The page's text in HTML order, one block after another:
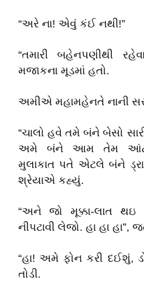
“અરે ના! એવું કંઈ નથી!”
“તમારી બહેનપણીથી
મજાકના મૂડમાં હતો.
અમીએ મહામહેનતે નાની
“ચાલો હવે તમે બંને બેસો
અમે બંને આમ તેમ આંટા
મુલાકાત પતે એટલે બંને
શ્રેયાએ કહ્યું.
“અને જો મૂક્કા-લાત
નીપટાવી લેજો. હા હા હા”,
“હા! અમે ફોન કરી દઈશું,
તોડી.